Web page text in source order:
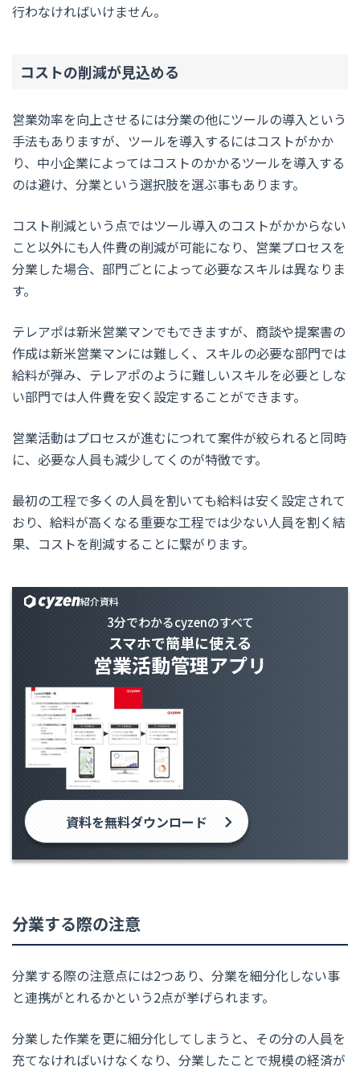
行わなければいけません。
コストの削減が見込める
営業効率を向上させるには分業の他にツールの導入という
手法もありますが、ツールを導入するにはコストがかか
り、中小企業によってはコストのかかるツールを導入する
のは避け、分業という選択肢を選ぶ事もあります。
コスト削減という点ではツール導入のコストがかからない
こと以外にも人件費の削減が可能になり、営業プロセスを
分業した場合、部門ごとによって必要なスキルは異なりま
す。
テレアポは新米営業マンでもできますが、商談や提案書の
作成は新米営業マンには難しく、スキルの必要な部門では
給料が弾み、テレアポのように難しいスキルを必要としな
い部門では人件費を安く設定することができます。
営業活動はプロセスが進むにつれて案件が絞られると同時
に、必要な人員も減少してくのが特徴です。
最初の工程で多くの人員を割いても給料は安く設定されて
おり、給料が高くなる重要な工程では少ない人員を割く結
果、コストを削減することに繋がります。
紹介資料
3分でわかるcyzenのすべて
スマホで簡単に使える
営業活動管理アプリ
資料を無料ダウンロード
分業する際の注意
分業する際の注意点には2つあり、分業を細分化しない事
と連携がとれるかという2点が挙げられます。
分業した作業を更に細分化してしまうと、その分の人員を
充てなければいけなくなり、分業したことで規模の経済が